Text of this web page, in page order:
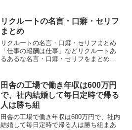
する投稿が反響を呼んでいます。ネット
の声トヨタ本社に通うとわ...
リクルートの名言・口癖・セリフ
まとめ
リクルートの名言・口癖・セリフまとめ
「仕事の報酬は仕事」などリクルートあ
るあるな名言・口癖・セリフをまとめま
倒的当事者意識④仕事の報酬は仕事⑤視
座を上げろ⑥お前のWIL...
田舎の工場で働き年収は600万円
で、社内結婚して毎日定時で帰る
人は勝ち組
田舎の工場で働き年収は600万円で、社内
結婚して毎日定時で帰る人は勝ち組まあ